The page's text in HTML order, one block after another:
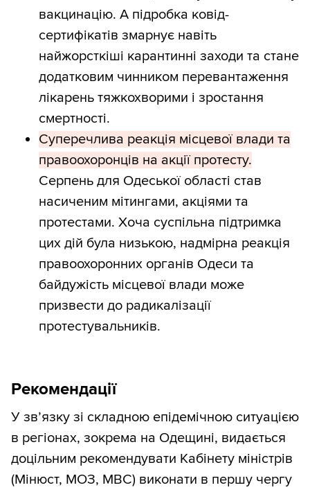
вакцинацію. А підробка ковід-
сертифікатів змарнує навіть
найжорсткіші карантинні заходи та стане
додатковим чинником перевантаження
лікарень тяжкохворими і зростання
смертності.
Суперечлива реакція місцевої влади та
правоохоронців на акції протесту.
Серпень для Одеської області став
насиченим мітингами, акціями та
протестами. Хоча суспільна підтримка
цих дій була низькою, надмірна реакція
правоохоронних органів Одеси та
байдужість місцевої влади може
призвести до радикалізації
протестувальників.
Рекомендації
У зв’язку зі складною епідемічною ситуацією
в регіонах, зокрема на Одещині, видається
доцільним рекомендувати Кабінету міністрів
(Мінюст, МОЗ, МВС) виконати в першу чергу